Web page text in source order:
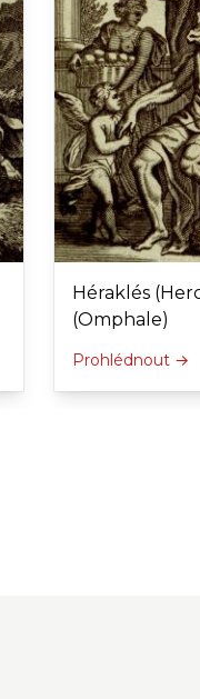
Héraklés
(Omphale)
Prohlédnout →